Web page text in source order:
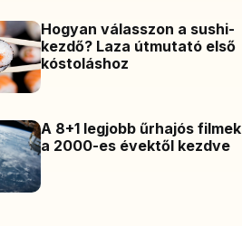
Hogyan válasszon a sushi-
kezdő? Laza útmutató első
kóstoláshoz
A 8+1 legjobb űrhajós filmek
a 2000-es évektől kezdve